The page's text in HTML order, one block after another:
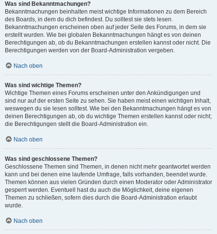
Was sind Bekanntmachungen?
Bekanntmachungen beinhalten meist wichtige Informationen zu dem Bereich
des Boards, in dem du dich befindest. Du solltest sie stets lesen.
Bekanntmachungen erscheinen oben auf jeder Seite des Forums, in dem sie
erstellt wurden. Wie bei globalen Bekanntmachungen hängt es von deinen
Berechtigungen ab, ob du Bekanntmachungen erstellen kannst oder nicht. Die
Berechtigungen werden von der Board-Administration vergeben.
Nach oben
Was sind wichtige Themen?
Wichtige Themen eines Forums erscheinen unter den Ankündigungen und
sind nur auf der ersten Seite zu sehen. Sie haben meist einen wichtigen Inhalt,
weswegen du sie lesen solltest. Wie bei den Bekanntmachungen hängt es von
deinen Berechtigungen ab, ob du wichtige Themen erstellen kannst oder nicht;
die Berechtigungen stellt die Board-Administration ein.
Nach oben
Was sind geschlossene Themen?
Geschlossene Themen sind Themen, in denen nicht mehr geantwortet werden
kann und bei denen eine laufende Umfrage, falls vorhanden, beendet wurde.
Themen können aus vielen Gründen durch einen Moderator oder Administrator
gesperrt werden. Eventuell hast du auch die Möglichkeit, deine eigenen
Themen zu schließen, sofern dies durch die Board-Administration erlaubt
wurde.
Nach oben